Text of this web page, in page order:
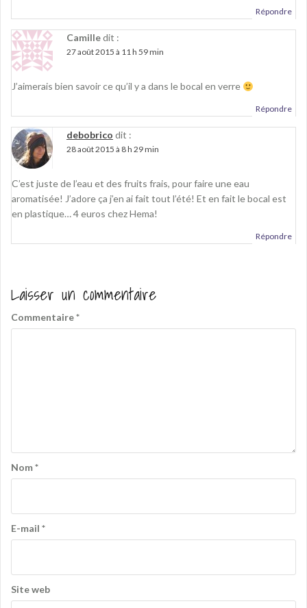
Répondre
Camilledit :
27 août 2015 à 11 h 59 min
J’aimerais bien savoir ce qu’il y a dans le bocal en verre
Répondre
debobrico dit :
28 août 2015 à 8 h 29 min
C’est juste de l’eau et des fruits frais, pour faire une eau
aromatisée! J’adore ça j’en ai fait tout l’été! Et en fait le bocal est
en plastique… 4 euros chez Hema!
Répondre
Laisser un commentaire
Commentaire*
Nom*
E-mail *
Site web